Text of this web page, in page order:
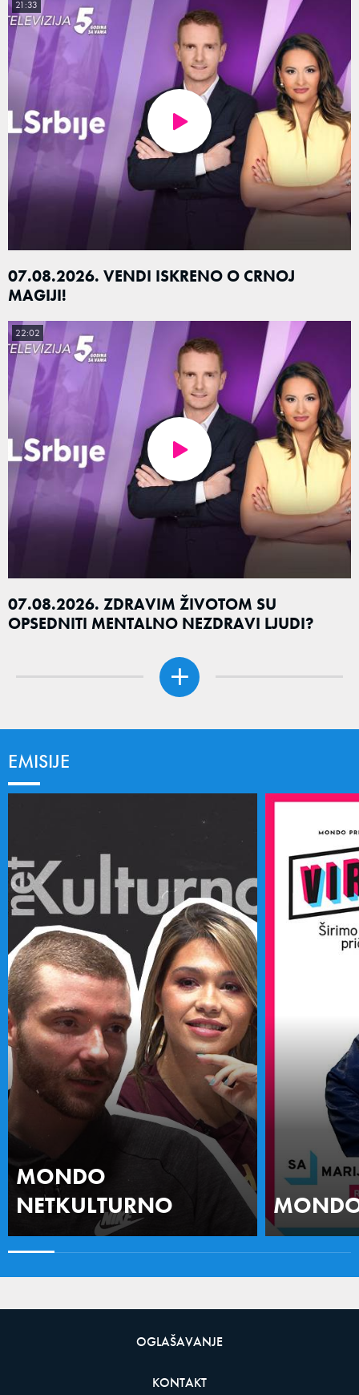
07.08.2026. VENDI ISKRENO O CRNOJ
MAGIJI!
21:33
07.08.2026. ZDRAVIM ŽIVOTOM SU
OPSEDNITI MENTALNO NEZDRAVI LJUDI?
22:02
EMISIJE
MONDO
NETKULTURNO
OGLAŠAVANJE
KONTAKT